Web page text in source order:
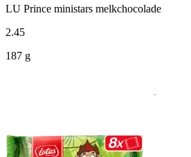
LU Prince ministars melkchocolade
2.45
187 g